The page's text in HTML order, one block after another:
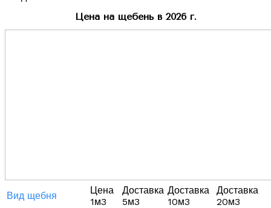
Цена на щебень в 2026 г.
Вид щебня
Цена
1м3
Доставка
5м3
Доставка
10м3
Доставка
20м3